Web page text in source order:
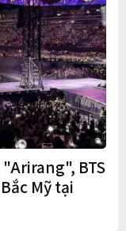
BTS
Mỹ tại